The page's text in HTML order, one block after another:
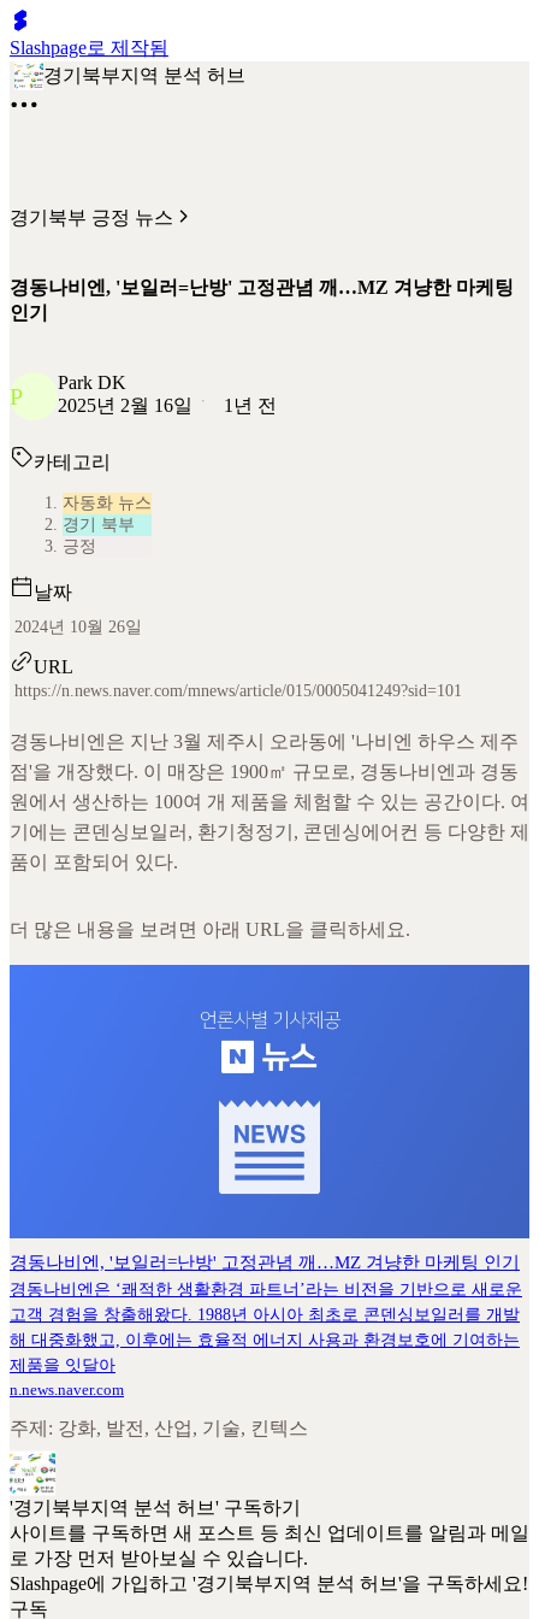
Slashpage로 제작됨
경기북부지역 분석 허브
경기북부 긍정 뉴스
경동나비엔, '보일러=난방' 고정관념 깨…MZ 겨냥한 마케팅
인기
P
Park DK
2025년 2월 16일
1년 전
카테고리
자동화 뉴스
경기 북부
긍정
날짜
2024년 10월 26일
URL
https://n.news.naver.com/mnews/article/015/0005041249?sid=101
경동나비엔은 지난 3월 제주시 오라동에 '나비엔 하우스 제주
점'을 개장했다. 이 매장은 1900㎡ 규모로, 경동나비엔과 경동
원에서 생산하는 100여 개 제품을 체험할 수 있는 공간이다. 여
기에는 콘덴싱보일러, 환기청정기, 콘덴싱에어컨 등 다양한 제
품이 포함되어 있다.
더 많은 내용을 보려면 아래 URL을 클릭하세요.
경동나비엔, '보일러=난방' 고정관념 깨…MZ 겨냥한 마케팅 인기
경동나비엔은 ‘쾌적한 생활환경 파트너’라는 비전을 기반으로 새로운
고객 경험을 창출해왔다. 1988년 아시아 최초로 콘덴싱보일러를 개발
해 대중화했고, 이후에는 효율적 에너지 사용과 환경보호에 기여하는
제품을 잇달아
n.news.naver.com
주제: 강화, 발전, 산업, 기술, 킨텍스
'경기북부지역 분석 허브' 구독하기
사이트를 구독하면 새 포스트 등 최신 업데이트를 알림과 메일
로 가장 먼저 받아보실 수 있습니다.
Slashpage에 가입하고 '경기북부지역 분석 허브'을 구독하세요!
구독